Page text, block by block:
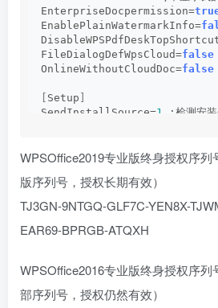
EnterpriseDocpermission=
EnablePlainWatermarkInfo=
FileDialogDefWpsCloud=false
OnlineWithoutCloudDoc=false
Setup
SendInstallSource=1
;检测安
SourceDir=oeminfo ;源目录支持读
WPSOffice2019专业版终身授权序
版序列号，授权长期有效）
TJ3GN-9NTGQ-GLF7C-YEN8X-
EAR69-BPRGB-ATQXH
WPSOffice2016专业版终身授权序列
部序列号，授权仍然有效）